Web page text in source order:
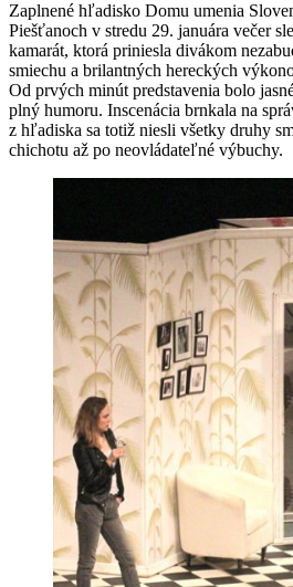
Zaplnené hľadisko Domu umenia
Piešťanoch v stredu 29. januára večer
kamarát, ktorá priniesla divákom
smiechu a brilantných hereckých
Od prvých minút predstavenia bolo
plný humoru. Inscenácia brnkala na
z hľadiska sa totiž niesli všetky druhy
chichotu až po neovládateľné výbuchy.